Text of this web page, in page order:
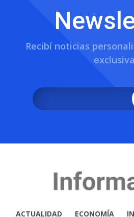
Recibí noticias
exclusiva
ACTUALIDAD ECONOMÍA